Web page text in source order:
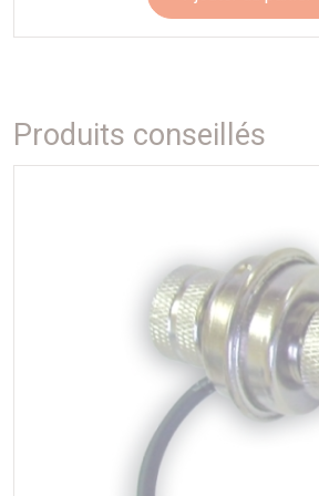
nous vous conseillons l'ajout d'une
son fonctionnement.
Produits conseillés